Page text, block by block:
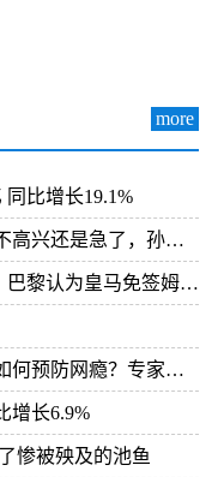
more
比增长19.1%
急了，孙颖莎还有辩解
皇马免签姆巴佩达成协议
防网瘾？专家来支招
增长6.9%
惨被殃及的池鱼